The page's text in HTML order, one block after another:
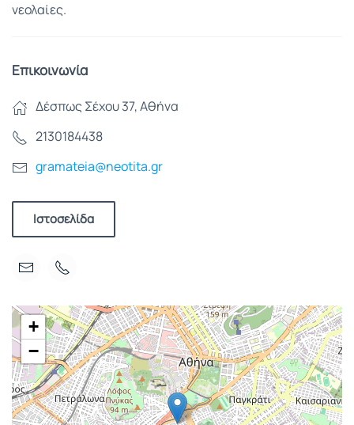
νεολαίες.
Επικοινωνία
Δέσπως Σέχου 37, Αθήνα
2130184438
gramateia@neotita.gr
Ιστοσελίδα
+
−